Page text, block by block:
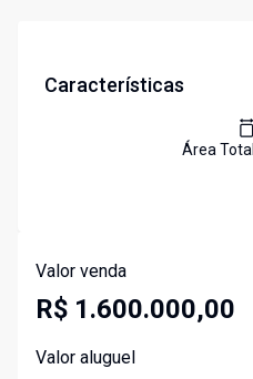
Características
Área Total
Valor venda
R$ 1.600.000,00
Valor aluguel